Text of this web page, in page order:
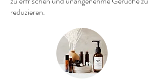
reduzieren.